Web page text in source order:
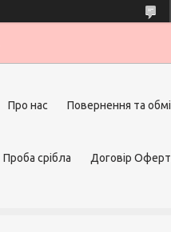
Про нас Повернення та
Проба срібла Договір